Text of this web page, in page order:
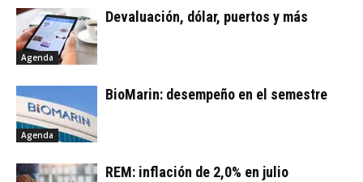
Agenda
Devaluación, dólar, puertos y más
Agenda
BioMarin: desempeño en el semestre
REM: inflación de 2,0% en julio